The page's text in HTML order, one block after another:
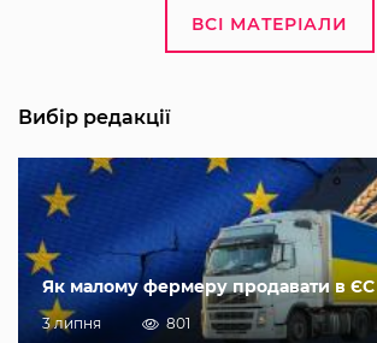
ВСІ МАТЕРІАЛИ
Вибір редакції
Як малому фермеру продавати в ЄС
3 липня 801